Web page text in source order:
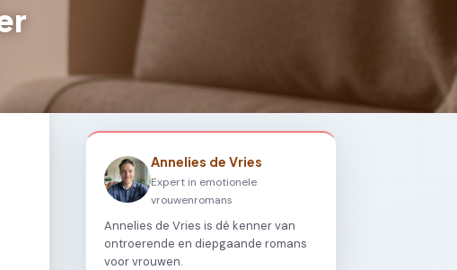
Annelies de Vries
Expert in emotionele
vrouwenromans
Annelies de Vries is dé kenner van
ontroerende en diepgaande romans
voor vrouwen.